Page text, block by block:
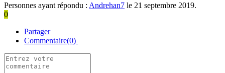
Personnes ayant répondu : Andrehan7 le 21 septembre 2019.
0
Partager
Commentaire(0)